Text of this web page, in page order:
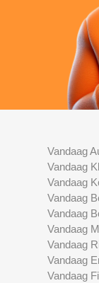
Vandaag
Vandaag
Vandaag
Vandaag
Vandaag
Vandaag
Vandaag
Vandaag
Vandaag